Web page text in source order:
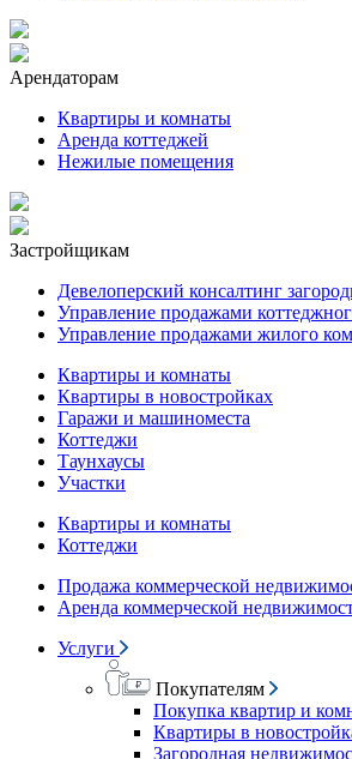
Арендаторам
Квартиры и комнаты
Аренда коттеджей
Нежилые помещения
Застройщикам
Девелоперский консалтинг
Управление продажами
Управление продажами жилого
Квартиры и комнаты
Квартиры в новостройках
Гаражи и машиноместа
Коттеджи
Таунхаусы
Участки
Квартиры и комнаты
Коттеджи
Продажа коммерческой
Аренда коммерческой
Услуги
Покупателям
Покупка квартир и
Квартиры в
Загородная